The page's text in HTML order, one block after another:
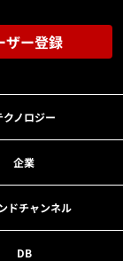
ザー登録
クノロジー
企業
ドチャンネル
DB